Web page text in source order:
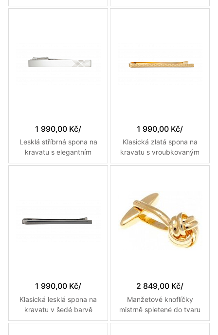
žebrování
1 990,00 Kč/
Lesklá stříbrná spona na
kravatu s elegantním
pruhovaným vzorem
1 990,00 Kč/
Klasická zlatá spona na
kravatu s vroubkovaným
vzorem v délce 50mm
1 990,00 Kč/
Klasická lesklá spona na
kravatu v šedé barvě
50mm
2 849,00 Kč/
Manžetové knoflíčky
mistrně spletené do tvaru
uzle zlaté barvy